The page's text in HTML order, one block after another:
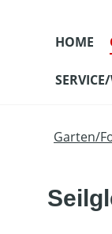
HOME
Garten/